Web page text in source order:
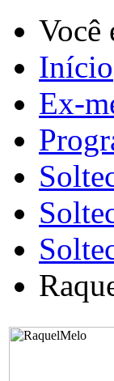
Você
Início
Ex-